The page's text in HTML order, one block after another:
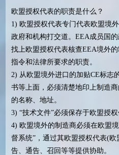
欧盟授权代表的职责是什么？
1) 欧盟授权代表专门代表欧盟境
政府和机构打交道。EEA成员国
找上欧盟授权代表核查EEA境外
指令和法律所要求的职责。
2) 从欧盟境外进口的加贴CE标志
书等上面，必须清楚地印上制造
的名称、地址。
3) “技术文件”必须保存于欧盟授
4) 欧盟境外的制造商必须在欧盟
督系统”，通过其欧盟授权代表(
告、通告、召回等等提供协助。